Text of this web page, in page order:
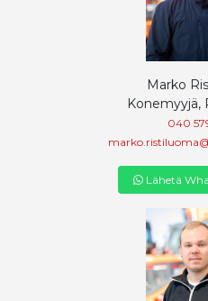
Marko
Konemyyjä,
040
Lähetä